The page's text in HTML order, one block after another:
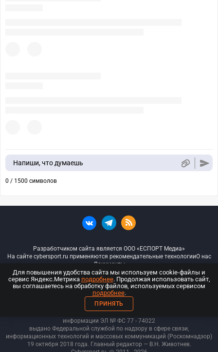
Напиши, что думаешь
0 / 1500 символов
Разработчиком сайта является ООО «ЕСПОРТ Медиа»
На сайте cybersport.ru применяются рекомендательные технологииО нас
Документы
© ООО «Киберспорт.ру» — Все права защищены
18+
ООО «Киберспорт.ру». Свидетельство о регистрации средств массовой
информации ЭЛ № ФС 77 - 74022
выдано Федеральной службой по надзору в сфере связи,
информационных технологий и массовых коммуникаций (Роскомнадзор)
19 октября 2018 года. Главный редактор — В.Н. Животнев.
Для повышения удобства сайта мы используем cookie-файлы и
сервис Яндекс.Метрика подробнее. Продолжая использовать сайт,
вы соглашаетесь на обработку файлов, используемых сервисом
подробнее.
ПРИНЯТЬ